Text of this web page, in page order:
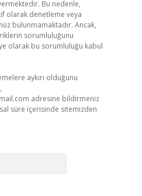
Bu nedenle,
olarak denetleme veya
bulunmamaktadır. Ancak,
sorumluluğunu
olarak bu sorumluluğu kabul
aykırı olduğunu
adresine bildirmeniz
süre içerisinde sitemizden